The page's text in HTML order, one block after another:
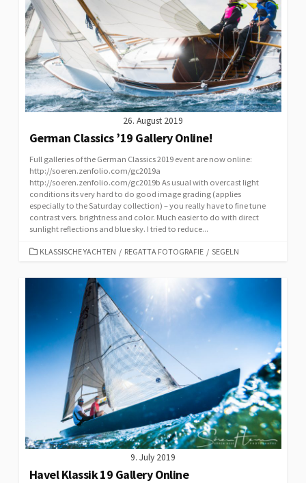
26. August 2019
German Classics ’19 Gallery Online!
Full galleries of the German Classics 2019 event are now online:
http://soeren.zenfolio.com/gc2019a
http://soeren.zenfolio.com/gc2019b As usual with overcast light
conditions its very hard to do good image grading (applies
especially to the Saturday collection) – you really have to fine tune
contrast vers. brightness and color. Much easier to do with direct
sunlight reflections and blue sky. I tried to reduce...
CATEGORIES
KLASSISCHE YACHTEN / REGATTA FOTOGRAFIE / SEGELN
9. July 2019
Havel Klassik 19 Gallery Online